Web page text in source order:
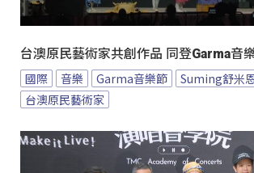
台澳原民藝術家共創作品 同登Garma音
國際 音樂 Garma音樂節
Suming舒米
台澳原民藝術家